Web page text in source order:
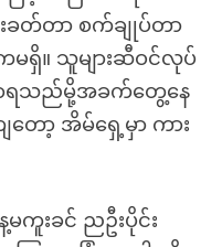
ခတ်တာ စက်ချုပ်တာ
ရှိ။ သူများဆီဝင်လုပ်
ာရသည်မို့အခက်တွေ့နေ
ော့ အိမ်ရှေ့မှာ ကား
ကူးခင် ညဦးပိုင်း